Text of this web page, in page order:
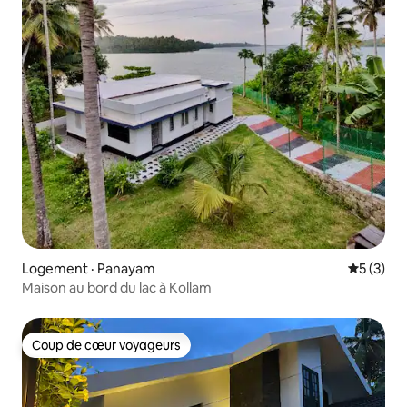
Logement · Panayam Note
5 (3)
Maison au bord du lac à Kollam
Coup de cœur voyageurs
Coup de cœur voyageurs